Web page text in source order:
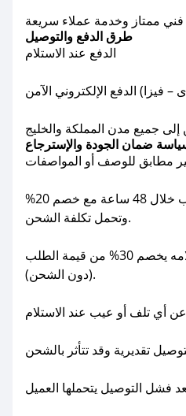
ممتاز وخدمة عملاء سريعة
الدفع عند الاستلام
جميع مدن المملكة والخليج
ضمان الجودة والإسترجاع
يمكن الاسترجاع بدون سبب خلال 48 ساعة مع خصم 20%
وتحمل تكلفة الشحن.
إرجاع الطلب قبل استلامه يخصم 30% من قيمة الطلب
(دون الشحن).